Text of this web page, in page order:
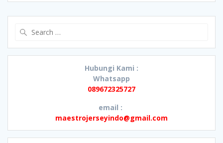
Hubungi Kami :
Whatsapp
089672325727
email :
maestrojerseyindo@gmail.com